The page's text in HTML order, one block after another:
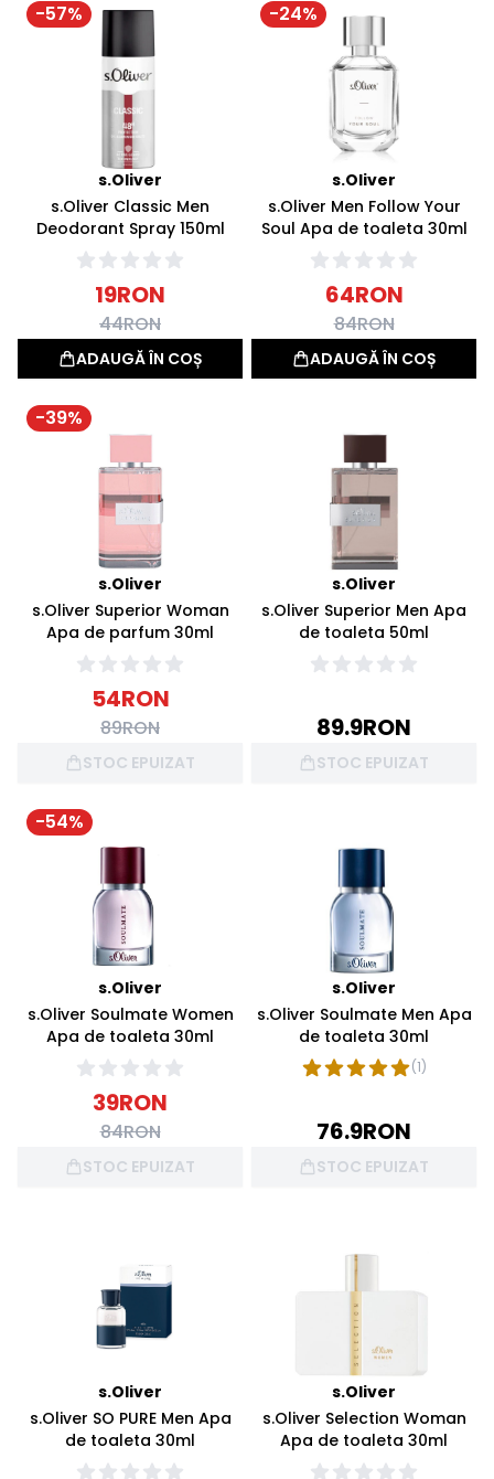
-57%
s.Oliver
s.Oliver Classic Men
Deodorant Spray 150ml
19RON
44RON
ADAUGĂ ÎN COȘ
-24%
s.Oliver
s.Oliver Men Follow Your
Soul Apa de toaleta 30ml
64RON
84RON
ADAUGĂ ÎN COȘ
-39%
s.Oliver
s.Oliver Superior Woman
Apa de parfum 30ml
54RON
89RON
STOC EPUIZAT
s.Oliver
s.Oliver Superior Men Apa
de toaleta 50ml
89.9RON
STOC EPUIZAT
-54%
s.Oliver
s.Oliver Soulmate Women
Apa de toaleta 30ml
39RON
84RON
STOC EPUIZAT
s.Oliver
s.Oliver Soulmate Men Apa
de toaleta 30ml
(1)
76.9RON
STOC EPUIZAT
s.Oliver
s.Oliver SO PURE Men Apa
de toaleta 30ml
s.Oliver
s.Oliver Selection Woman
Apa de toaleta 30ml